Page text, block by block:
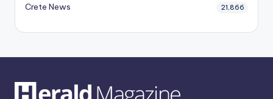
Crete News 21,866